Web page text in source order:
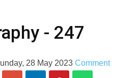
- 247
28 May 2023 Comment